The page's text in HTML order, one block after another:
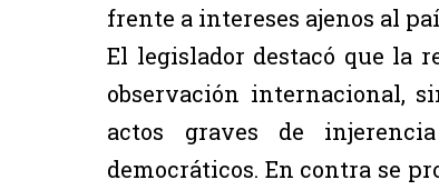
frente a intereses ajenos al
El legislador destacó que la
observación internacional,
actos graves de
democráticos. En contra se